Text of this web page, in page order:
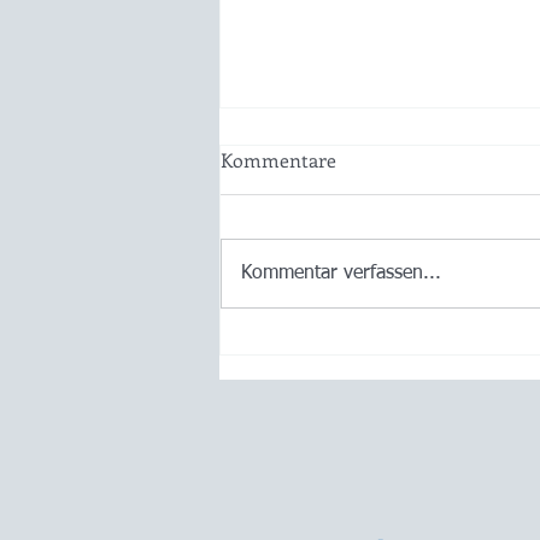
und lass recht kracha! 🍾💖😀
Kommentare
Kommentar verfassen...